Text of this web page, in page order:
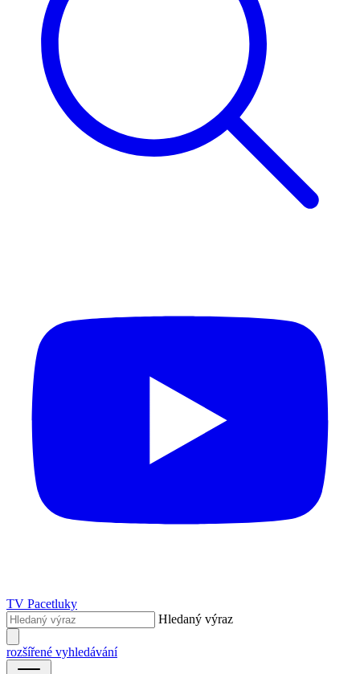
TV Pacetluky
Hledaný výraz
rozšířené vyhledávání